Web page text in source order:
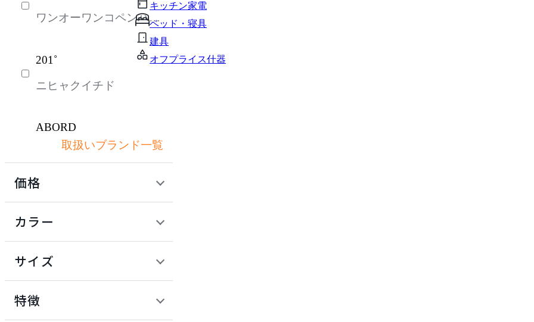
キッチン家電
ベッド・寝具
建具
オフプライス什器
パーソナルブース・集中ブース
インテリア雑貨
ライト・照明
キッチン家電
オフプライス什器
ワンオーワンコペンハー
201˚
ニヒャクイチド
ABORD
アボール
アクメファニチャー
ADAL
取扱いブランド一覧
価格
カラー
サイズ
特徴